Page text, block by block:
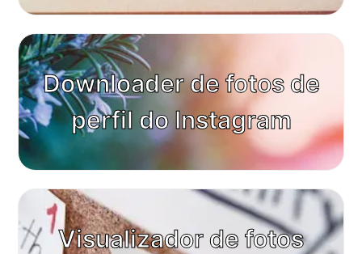
Downloader de fotos de
perfil do Instagram
Visualizador de fotos